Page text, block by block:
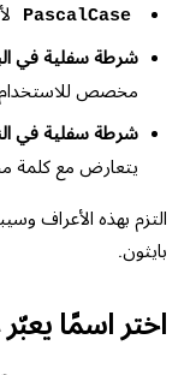
PascalCase
شرطة سفلية في
مخصص للاستخدام
شرطة سفلية في
يتعارض مع كلمة
التزم بهذه الأعراف
بايثون.
اختر اسمًا